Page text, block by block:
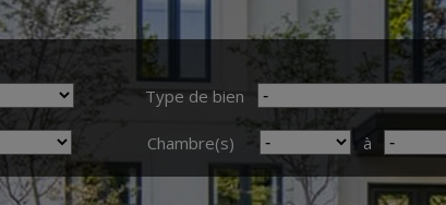
Type de bien
Chambre(s) à